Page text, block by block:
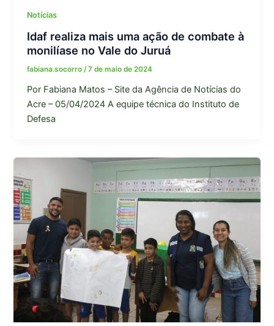
Notícias
Idaf realiza mais uma ação de combate à
monilíase no Vale do Juruá
fabiana.socorro /7 de maio de 2024
Por Fabiana Matos – Site da Agência de Notícias do
Acre – 05/04/2024 A equipe técnica do Instituto de
Defesa